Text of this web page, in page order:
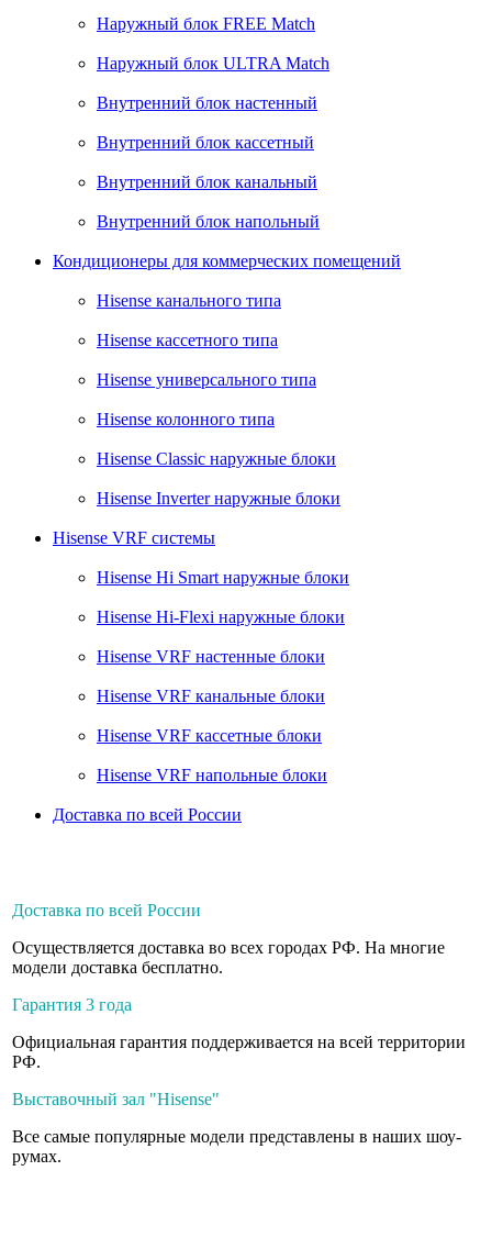
Наружный блок FREE Match
Наружный блок ULTRA Match
Внутренний блок настенный
Внутренний блок кассетный
Внутренний блок канальный
Внутренний блок напольный
Кондиционеры для коммерческих помещений
Hisense канального типа
Hisense кассетного типа
Hisense универсального типа
Hisense колонного типа
Hisense Classic наружные блоки
Hisense Inverter наружные блоки
Hisense VRF системы
Hisense Hi Smart наружные блоки
Hisense Hi-Flexi наружные блоки
Hisense VRF настенные блоки
Hisense VRF канальные блоки
Hisense VRF кассетные блоки
Hisense VRF напольные блоки
Доставка по всей России
Доставка по всей России
Осуществляется доставка во всех городах РФ. На многие
модели доставка бесплатно.
Гарантия 3 года
Официальная гарантия поддерживается на всей территории
РФ.
Выставочный зал "Hisense"
Все самые популярные модели представлены в наших шоу-
румах.